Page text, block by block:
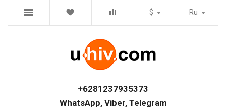
Ru
$
+6281237935373
WhatsApp, Viber, Telegram